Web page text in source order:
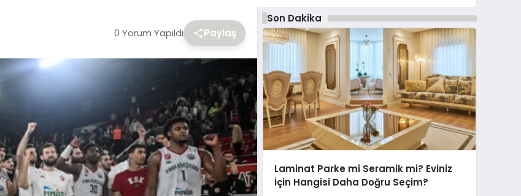
0 Yorum Yapıldı Paylaş
Son Dakika
Laminat Parke mi Seramik mi? Eviniz
İçin Hangisi Daha Doğru Seçim?